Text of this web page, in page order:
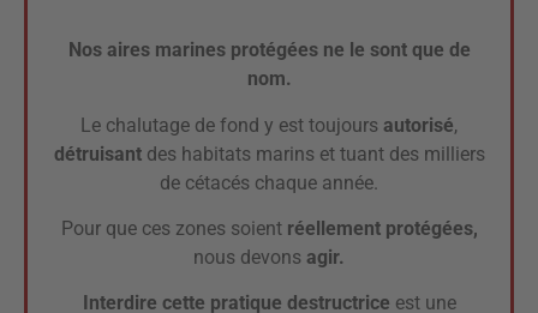
Nos aires marines protégées ne le sont que de
nom.
Le chalutage de fond y est toujours autorisé,
détruisantdes habitats marins et tuant des milliers
de cétacés chaque année.
Pour que ces zones soientréellement protégées,
nous devons agir.
Interdire cette pratique destructrice est une